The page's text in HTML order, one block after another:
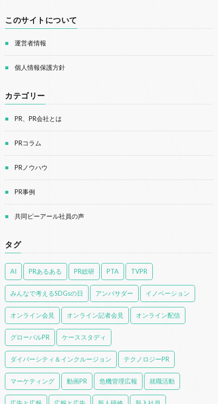
このサイトについて
運営者情報
個人情報保護方針
カテゴリー
PR、PR会社とは
PRコラム
PRノウハウ
PR事例
共同ピーアール社員の声
タグ
AI PRあるある PR総研 PTA TVPR
みんなで考えるSDGsの日 アンバサダー イノベーション
オンライン会見 オンライン記者会見 オンライン配信
グローバルPR ケーススタディ
ダイバーシティ＆インクルージョン テクノロジーPR
マーケティング 動画PR 危機管理広報 就職活動